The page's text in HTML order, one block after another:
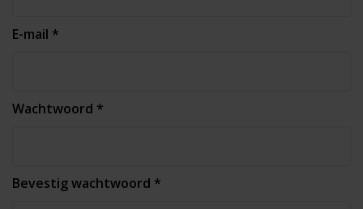
E-mail *
Wachtwoord *
Bevestig wachtwoord *